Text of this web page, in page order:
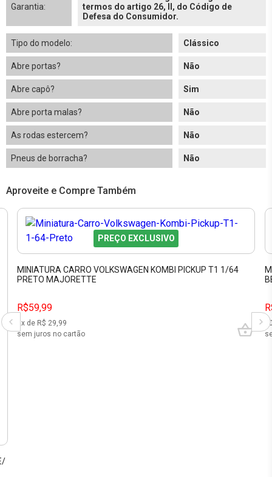
Garantia:
termos do artigo 26, II, do Código de
Defesa do Consumidor.
Tipo do modelo: Clássico
Abre portas? Não
Abre capô? Sim
Abre porta malas? Não
As rodas estercem? Não
Pneus de borracha? Não
Aproveite e Compre Também
PREÇO EXCLUSIVO
MINIATURA CARRO VOLKSWAGEN KOMBI PICKUP T1 1/64
PRETO MAJORETTE
R$59,99
2x de R$ 29,99
sem juros no cartão